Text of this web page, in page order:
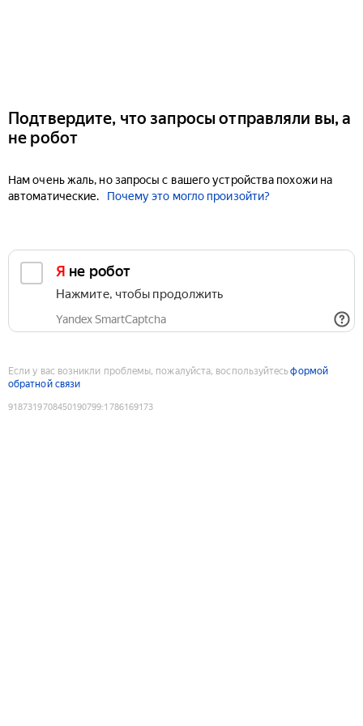
Подтвердите, что запросы отправляли вы, а
не робот
Нам очень жаль, но запросы с вашего устройства похожи на
автоматические.
Почему это могло произойти?
Я не робот
Нажмите, чтобы продолжить
Yandex SmartCaptcha
Если у вас возникли проблемы, пожалуйста, воспользуйтесьформой
обратной связи
9187319708450190799:1786169173